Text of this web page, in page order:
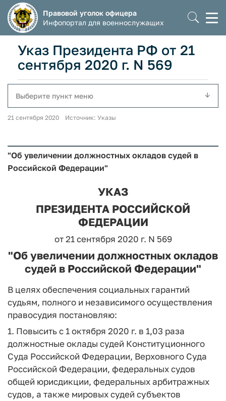
Правовой уголок офицера
Инфопортал для военнослужащих
Указ Президента РФ от 21
сентября 2020 г. N 569
Выберите пункт меню
21 сентября 2020 Источник: Указы
"Об увеличении должностных окладов судей в
Российской Федерации"
УКАЗ
ПРЕЗИДЕНТА РОССИЙСКОЙ
ФЕДЕРАЦИИ
от 21 сентября 2020 г. N 569
"Об увеличении должностных окладов
судей в Российской Федерации"
В целях обеспечения социальных гарантий
судьям, полного и независимого осуществления
правосудия постановляю:
1. Повысить с 1 октября 2020 г. в 1,03 раза
должностные оклады судей Конституционного
Суда Российской Федерации, Верховного Суда
Российской Федерации, федеральных судов
общей юрисдикции, федеральных арбитражных
судов, а также мировых судей субъектов